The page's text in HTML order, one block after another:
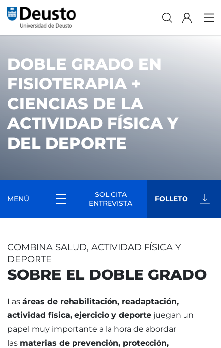
DOBLE GRADO EN
FISIOTERAPIA +
CIENCIAS DE LA
ACTIVIDAD FÍSICA Y
DEL DEPORTE
MENÚ
SOLICITA
ENTREVISTA
FOLLETO
COMBINA SALUD, ACTIVIDAD FÍSICA Y
DEPORTE
SOBRE EL DOBLE GRADO
Las áreas de rehabilitación, readaptación,
actividad física, ejercicio y deporte juegan un
papel muy importante a la hora de abordar
las materias de prevención, protección,